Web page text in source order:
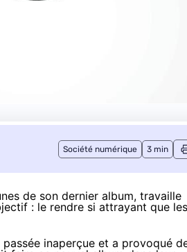
Société numérique 3 min
de son dernier album, travaille
: le rendre si attrayant que les
passée inaperçue et a provoqué